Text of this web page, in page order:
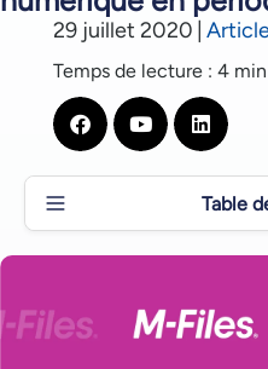
29 juillet 2020
Temps de lecture : 4 min
Table
L'impact d'une récession
La gestion de